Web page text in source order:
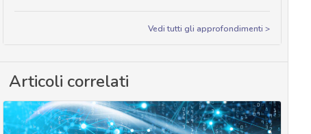
Vedi tutti gli approfondimenti >
Articoli correlati